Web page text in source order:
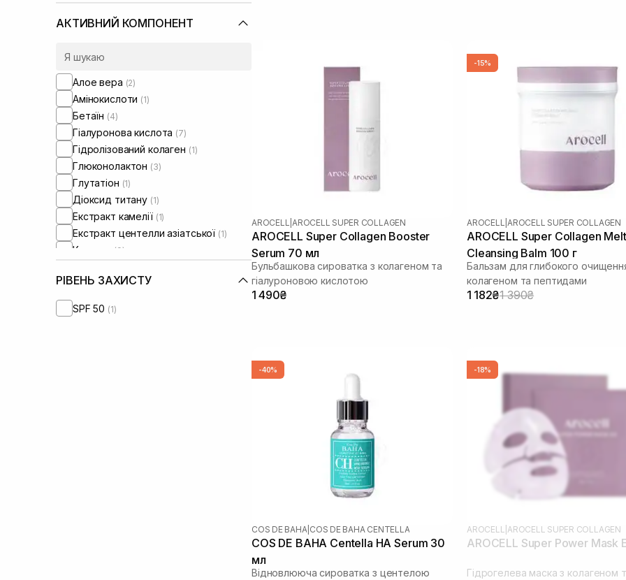
порами
Шкіра обличчя з порушеним
мікробіомом
АКТИВНИЙ КОМПОНЕНТ
Алое вера (2)
Амінокислоти (1)
Бетаїн (4)
Гіалуронова кислота (7)
Гідролізований колаген (1)
Глюконолактон (3)
Глутатіон (1)
Діоксид титану (1)
Екстракт камелії (1)
Екстракт центелли азіатської (1)
Колаген (9)
Оливкова олія (1)
Олія лаванди
РІВЕНЬ ЗАХИСТУ
SPF 50 (1)
AROCELL AROCELL SUPER COLLAGEN
AROCELL Super Collagen Booster
Serum 70 мл
Бульбашкова сироватка з колагеном та
гіалуроновою кислотою
1 490₴
-15%
AROCELL AROCELL SUPER COLLAGEN
AROCELL Super Collagen
Cleansing Balm 100 г
Бальзам для глибокого
колагеном та пептидами
1 182₴1 390₴
-40%
COS DE BAHA COS DE BAHA CENTELLA
COS DE BAHA Centella HA Serum 30
мл
Відновлююча сироватка з центелою
-18%
AROCELL AROCELL SUPER COLLAGEN
AROCELL Super Power Mask
Гідрогелева маска з колагеном